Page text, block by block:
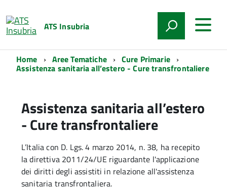
ATS Insubria
Home Aree Tematiche Cure Primarie
Assistenza sanitaria all’estero - Cure transfrontaliere
Assistenza sanitaria all’estero
- Cure transfrontaliere
L’Italia con D. Lgs. 4 marzo 2014, n. 38, ha recepito
la direttiva 2011/24/UE riguardante l'applicazione
dei diritti degli assistiti in relazione all'assistenza
sanitaria transfrontaliera.